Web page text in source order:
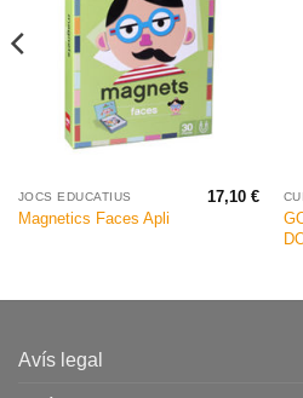
JOCS EDUCATIUS
Magnetics Faces Apli
17,10€
Avís legal